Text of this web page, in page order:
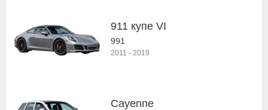
911 купе VI
991
2011 - 2019
Cayenne